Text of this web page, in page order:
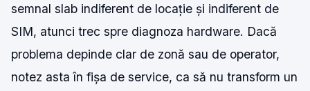
semnal slab indiferent de locație și indiferent de
SIM, atunci trec spre diagnoza hardware. Dacă
problema depinde clar de zonă sau de operator,
notez asta în fișa de service, ca să nu transform un